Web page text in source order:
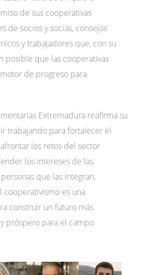
de sus cooperativas
de socios y socias, consejos
y trabajadores que, con su
posible que las cooperativas
de progreso para
Extremadura reafirma su
trabajando para fortalecer el
los retos del sector
los intereses de las
que las integran,
es una
construir un futuro más
próspero para el campo